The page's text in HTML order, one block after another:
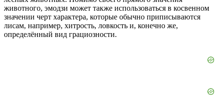
животного, эмодзи может также использоваться в косвенном
значении черт характера, которые обычно приписываются
лисам, например, хитрость, ловкость и, конечно же,
определённый вид грациозности.